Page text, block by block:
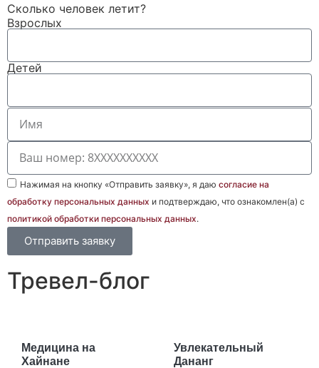
Сколько человек летит?
Взрослых
Детей
Нажимая на кнопку «Отправить заявку», я даю согласие на
обработку персональных данных и подтверждаю, что ознакомлен(а) с
политикой обработки персональных данных.
Отправить заявку
Тревел-блог
Медицина на
Хайнане
Увлекательный
Дананг